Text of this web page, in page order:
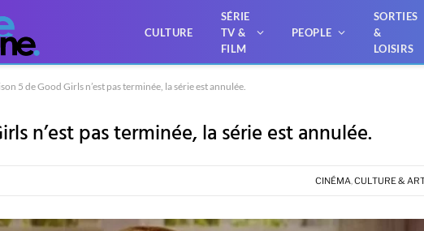
CULTURE
SÉRIE
TV &
FILM
PEOPLE
SORTIES
&
LOISIRS
5 de Good Girls n’est pas terminée, la série est annulée.
n’est pas terminée, la série est annulée.
CINÉMA,CULTURE & ART